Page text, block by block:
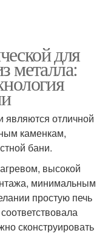
для
металла:
являются отличной
каменкам,
бани.
высокой
минимальным
простую печь
сконструировать